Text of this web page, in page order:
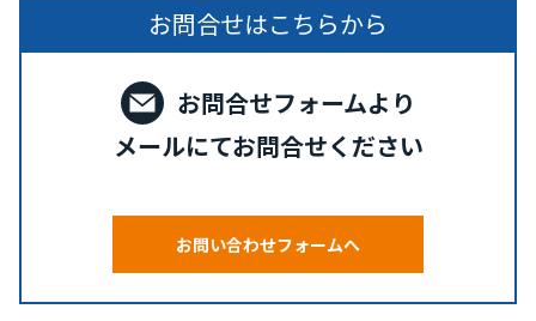
お問合せはこちらから
お問合せフォームより
メールにてお問合せください
お問い合わせフォームへ